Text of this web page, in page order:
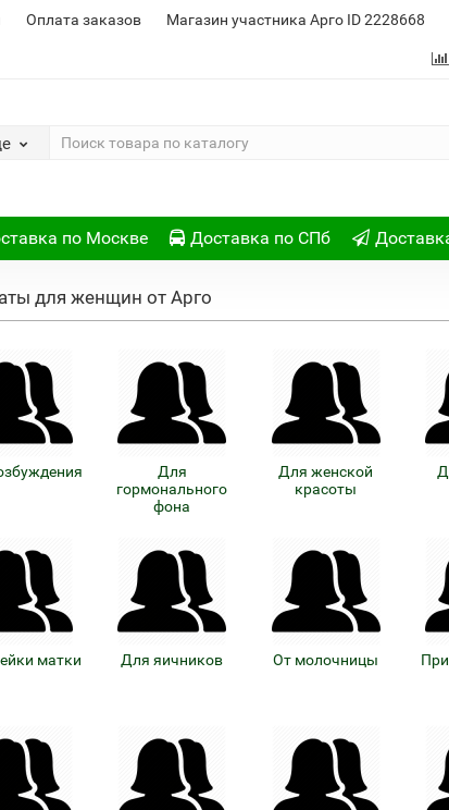
Оплата заказов Магазин участника Арго ID 2228668
по Москве Доставка по СПб
для женщин от Арго
Для
гормонального
фона
Для женской
красоты
матки Для яичников От молочницы